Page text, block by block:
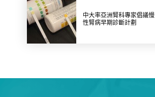
中大率亞洲腎科專家倡議慢
性腎病早期診斷計劃